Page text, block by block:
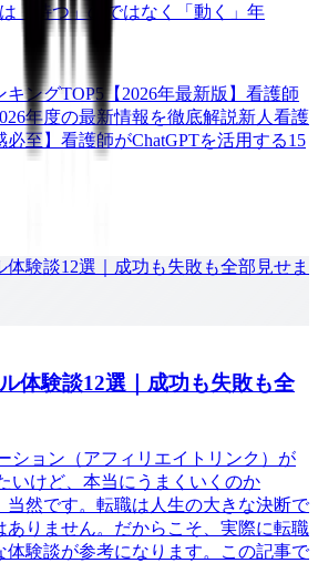
「待つ」のではなく「動く」年
ングTOP5【2026年最新版】 看護師
年度の最新情報を徹底解説新人看護
至】 看護師がChatGPTを活用する15
体験談12選｜成功も失敗も全
ション（アフィリエイトリンク）が
いけど、本当にうまくいくのか
然です。転職は人生の大きな決断で
ありません。だからこそ、実際に転職
体験談が参考になります。この記事で